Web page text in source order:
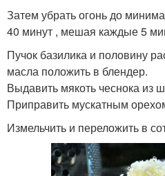
Затем убрать огонь до
40 минут , мешая каждые 5
Пучок базилика и половину
масла положить в блендер.
Выдавить мякоть чеснока из
Приправить мускатным
Измельчить и переложить в